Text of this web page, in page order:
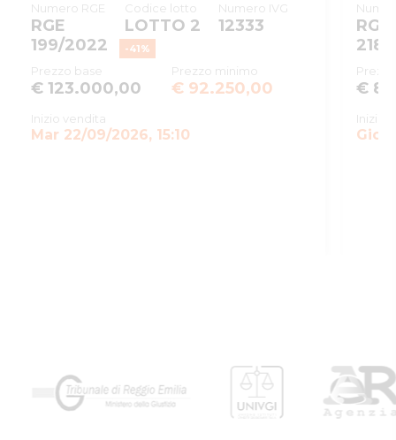
Rito
ESPROPRIAZIONE IMMOBILIARE
Numero
procedura
17
Anno
2025
SOGGETTI
Giudice
5515898
Numero RGE
RGE
199/2022
Codice lotto
LOTTO 2
Numero IVG
12333
Prezzo base
€ 123.000,00
-41%
Prezzo minimo
€ 92.250,00
Inizio vendita
Mar 22/09/2026, 15:10
RGE
€
Inizio
Gio